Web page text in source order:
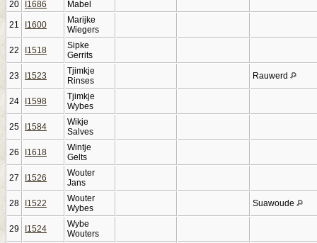
20
I1686 Mabel
21 I1600
Marijke
Wiegers
22 I1518
Sipke
Gerrits
23 I1523
Tjimkje
Rinses
Rauwerd
24 I1598
Tjimkje
Wybes
25 I1584
Wikje
Salves
26 I1618
Wintje
Gelts
27 I1526
Wouter
Jans
28 I1522
Wouter
Wybes
Suawoude
29 I1524
Wybe
Wouters